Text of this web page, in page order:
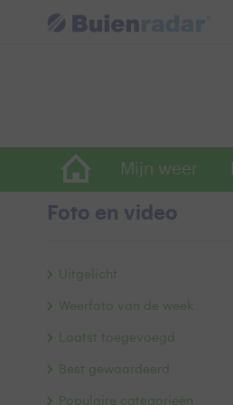
Mijn weer
Foto en video
Uitgelicht
Weerfoto van de week
Laatst toegevoegd
Best gewaardeerd
Populaire categorieën